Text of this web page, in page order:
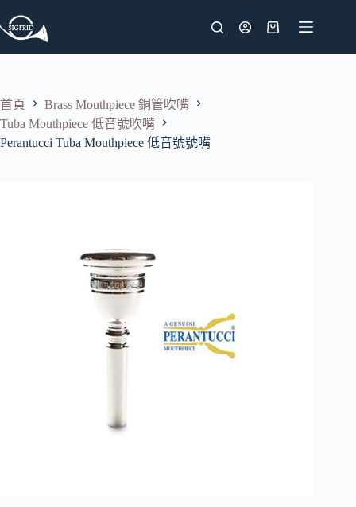
至
容
購
物
首頁
Brass Mouthpiece 銅管吹嘴
Tuba Mouthpiece 低音號吹嘴
Perantucci Tuba Mouthpiece 低音號號嘴